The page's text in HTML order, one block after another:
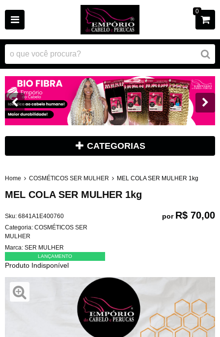
0
CATEGORIAS
Home COSMÉTICOS SER MULHER MEL COLA SER MULHER 1kg
MEL COLA SER MULHER 1kg
Sku: 6841A1E400760
Categoria: COSMÉTICOS SER
MULHER
Marca: SER MULHER
LANÇAMENTO
Produto Indisponível
por R$ 70,00